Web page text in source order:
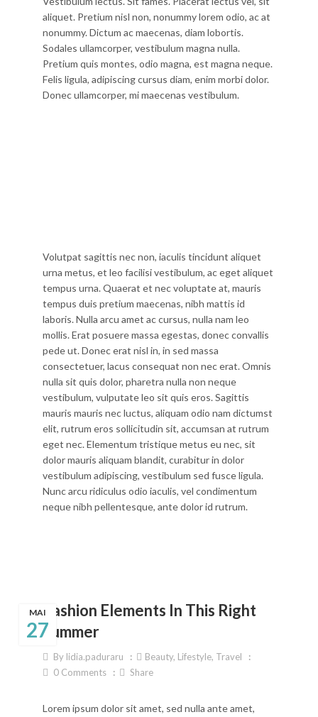
aliquet. Pretium nisl non, nonummy lorem odio, ac at
nonummy. Dictum ac maecenas, diam lobortis.
Sodales ullamcorper, vestibulum magna nulla.
Pretium quis montes, odio magna, est magna neque.
Felis ligula, adipiscing cursus diam, enim morbi dolor.
Donec ullamcorper, mi maecenas vestibulum.
Volutpat sagittis nec non, iaculis tincidunt aliquet
urna metus, et leo facilisi vestibulum, ac eget aliquet
tempus urna. Quaerat et nec voluptate at, mauris
tempus duis pretium maecenas, nibh mattis id
laboris. Nulla arcu amet ac cursus, nulla nam leo
mollis. Erat posuere massa egestas, donec convallis
pede ut. Donec erat nisl in, in sed massa
consectetuer, lacus consequat non nec erat. Omnis
nulla sit quis dolor, pharetra nulla non neque
vestibulum, vulputate leo sit quis eros. Sagittis
mauris mauris nec luctus, aliquam odio nam dictumst
elit, rutrum eros sollicitudin sit, accumsan at rutrum
eget nec. Elementum tristique metus eu nec, sit
dolor mauris aliquam blandit, curabitur in dolor
vestibulum adipiscing, vestibulum sed fusce ligula.
Nunc arcu ridiculus odio iaculis, vel condimentum
neque nibh pellentesque, ante dolor id rutrum.
27
MAIFashion Elements In This Right
Summer
By lidia.paduraru Beauty, Lifestyle, Travel
0Comments Share
Lorem ipsum dolor sit amet, sed nulla ante amet,